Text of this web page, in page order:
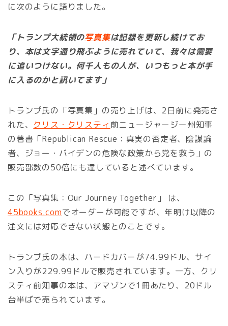
に次のように語りました。
「トランプ大統領の写真集は記録を更新し続けてお
り、本は文字通り飛ぶように売れていて、我々は需要
に追いつけない。何千人もの人が、いつもっと本が手
に入るのかと訊いてます」
トランプ氏の「写真集」の売り上げは、2日前に発売さ
れた、 クリス・クリスティ 前ニュージャージー州知事
の著書「Republican Rescue：真実の否定者、陰謀論
者、ジョー・バイデンの危険な政策から党を救う」の
販売部数の50倍にも達していると述べています。
この「写真集：Our Journey Together」 は、
45books.comでオーダーが可能ですが、年明け以降の
注文には対応できない状態とのことです。
トランプ氏の本は、ハードカバーが74.99ドル、サイ
ン入りが229.99ドルで販売されています。一方、クリ
スティ前知事の本は、アマゾンで1冊あたり、20ドル
台半ばで売られています。